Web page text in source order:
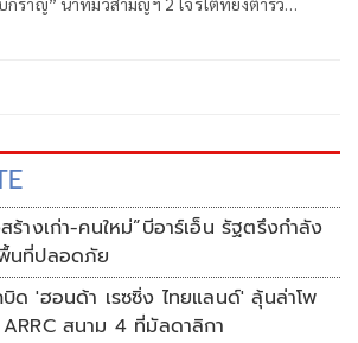
งเก่า-คนใหม่”บีอาร์เอ็น รัฐตรึงกำลัง
นที่ปลอดภัย
ด 'ฮอนด้า เรซซิ่ง ไทยแลนด์' ลุ้นล่าโพ
สนาม 4 ที่มัลดาลิกา